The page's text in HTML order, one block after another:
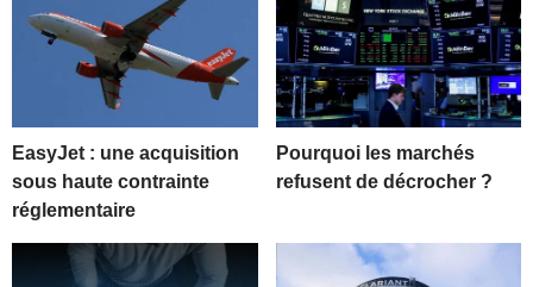
EasyJet : une acquisition
sous haute contrainte
réglementaire
Pourquoi les marchés
refusent de décrocher ?